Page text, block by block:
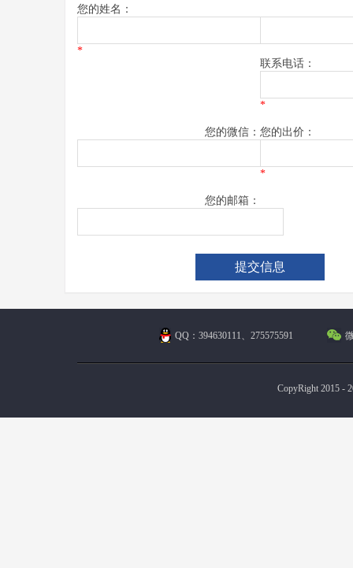
您的姓名：
*
联系电话：
*
您的微信： 您的出价：
*
您的邮箱：
QQ：394630111、275575591
CopyRight 2015 -